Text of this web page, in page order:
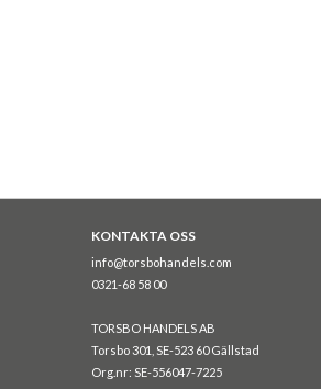
KONTAKTA OSS
info@torsbohandels.com
0321-68 58 00
TORSBO HANDELS AB
Torsbo 301, SE-523 60 Gällstad
Org.nr: SE-556047-7225